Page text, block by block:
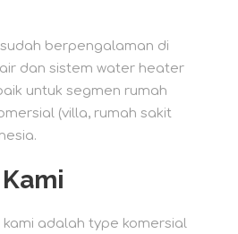
berpengalaman di
dan sistem water heater
untuk segmen rumah
(villa, rumah sakit
adalah type komersial